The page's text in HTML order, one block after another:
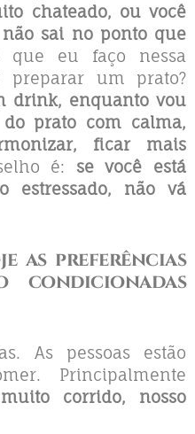
chateado, ou você
sai no ponto que
que eu faço nessa
um prato?
drink, enquanto vou
prato com calma,
ficar mais
é: se você está
estressado, não vá
as preferências
condicionadas
As pessoas estão
Principalmente
corrido, nosso